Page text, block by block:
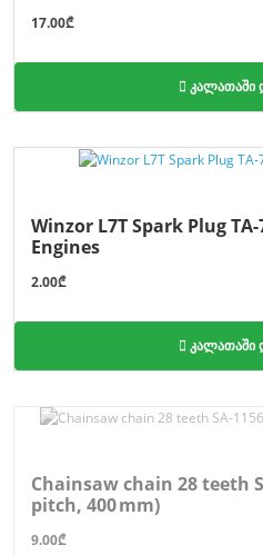
17.00₾
კალათაში
Winzor L7T Spark Plug
Engines
2.00₾
კალათაში
Chainsaw chain 28 teeth
pitch, 400 mm)
9.00₾